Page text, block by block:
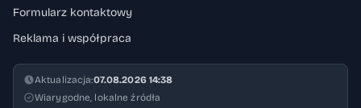
Formularz kontaktowy
Reklama i współpraca
Aktualizacja:07.08.2026 14:38
Wiarygodne, lokalne źródła